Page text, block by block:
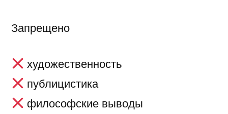
Запрещено
художественность
публицистика
философские выводы